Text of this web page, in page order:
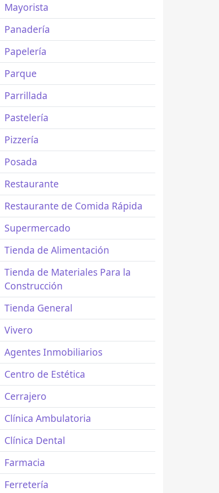
Mayorista
Panadería
Papelería
Parque
Parrillada
Pastelería
Pizzería
Posada
Restaurante
Restaurante de Comida Rápida
Supermercado
Tienda de Alimentación
Tienda de Materiales Para la
Construcción
Tienda General
Vivero
Agentes Inmobiliarios
Centro de Estética
Cerrajero
Clínica Ambulatoria
Clínica Dental
Farmacia
Ferretería